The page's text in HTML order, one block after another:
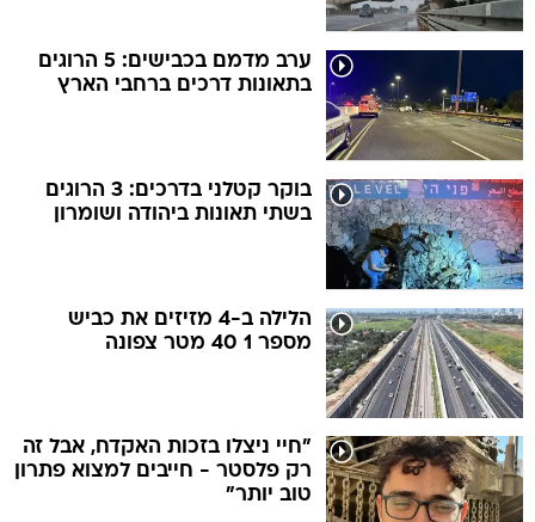
ערב מדמם בכבישים: 5 הרוגים
בתאונות דרכים ברחבי הארץ
בוקר קטלני בדרכים: 3 הרוגים
בשתי תאונות ביהודה ושומרון
הלילה ב-4 מזיזים את כביש
מספר 1 40 מטר צפונה
"חיי ניצלו בזכות האקדח, אבל זה
רק פלסטר - חייבים למצוא פתרון
טוב יותר"